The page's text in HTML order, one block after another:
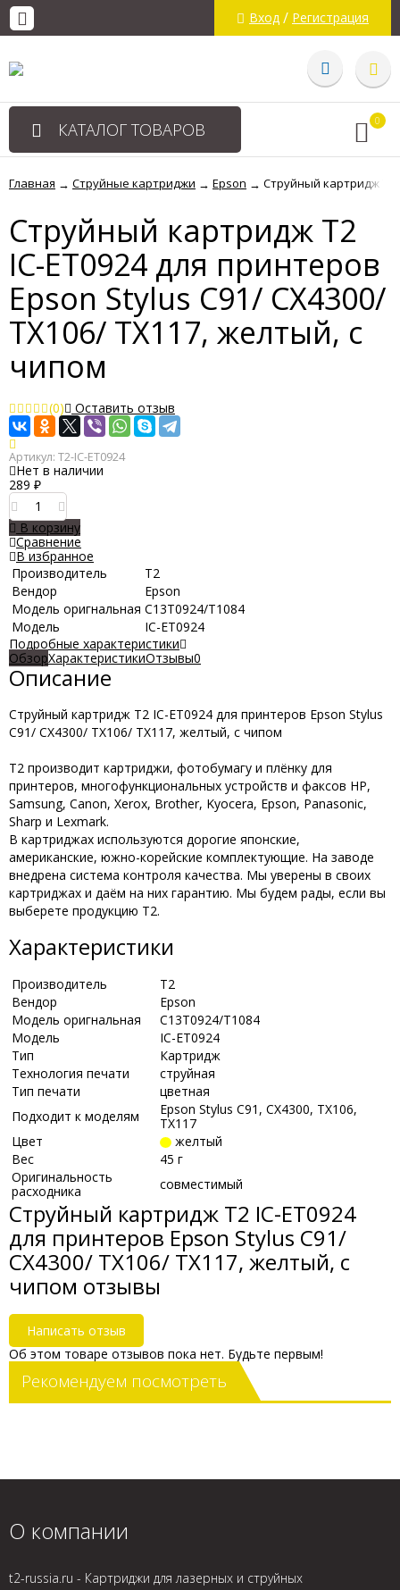
Вход / Регистрация
КАТАЛОГ ТОВАРОВ 0
Главная → Струйные картриджи → Epson → Струйный картридж T2
Струйный картридж T2
IC-ET0924 для принтеров
Epson Stylus C91/ CX4300/
TX106/ TX117, желтый, с
чипом
(0) Оставить отзыв
Артикул: T2-IC-ET0924
Нет в наличии
289 ₽
В корзину
Сравнение
В избранное
Производитель
Т2
Вендор
Epson
Модель оригнальная C13T0924/T1084
Модель
IC-ET0924
Подробные характеристики
ОбзорХарактеристикиОтзывы0
Описание
Струйный картридж T2 IC-ET0924 для принтеров Epson Stylus
C91/ CX4300/ TX106/ TX117, желтый, с чипом
T2 производит картриджи, фотобумагу и плёнку для
принтеров, многофункциональных устройств и факсов HP,
Samsung, Canon, Xerox, Brother, Kyocera, Epson, Panasonic,
Sharp и Lexmark.
В картриджах используются дорогие японские,
американские, южно-корейские комплектующие. На заводе
внедрена система контроля качества. Мы уверены в своих
картриджах и даём на них гарантию. Мы будем рады, если вы
выберете продукцию Т2.
Характеристики
Производитель
Т2
Вендор
Epson
Модель оригнальная
C13T0924/T1084
Модель
IC-ET0924
Тип
Картридж
Технология печати
струйная
Тип печати
цветная
Подходит к моделям
Epson Stylus C91, CX4300, TX106,
TX117
Цвет
желтый
Вес
45 г
Оригинальность
расходника
совместимый
Струйный картридж T2 IC-ET0924
для принтеров Epson Stylus C91/
CX4300/ TX106/ TX117, желтый, с
чипом отзывы
Написать отзыв
Об этом товаре отзывов пока нет. Будьте первым!
Рекомендуем посмотреть
О компании
t2-russia.ru - Картриджи для лазерных и струйных